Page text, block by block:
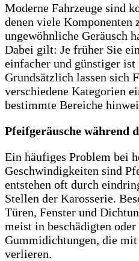
Moderne Fahrzeuge sind
denen viele Komponenten
ungewöhnliche Geräusch
Dabei gilt: Je früher Sie
einfacher und günstiger
Grundsätzlich lassen sich
verschiedene Kategorien
bestimmte Bereiche
Pfeifgeräusche während
Ein häufiges Problem bei
Geschwindigkeiten sind
entstehen oft durch
Stellen der Karosserie.
Türen, Fenster und
meist in beschädigten oder
Gummidichtungen, die
verlieren.